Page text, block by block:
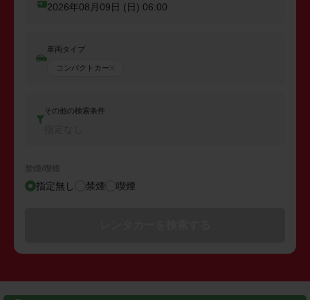
2026年08月09日 (日) 06:00
車両タイプ
コンパクトカー
その他の検索条件
禁煙/喫煙
指定無し 禁煙 喫煙